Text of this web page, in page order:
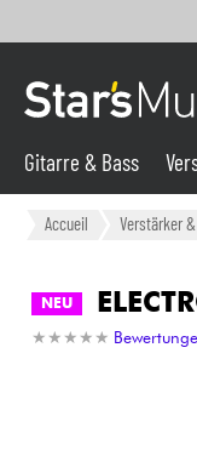
Gitarre &
Synths &
Gitarre & Bass
Accueil Verstärker
NEU
★ ★ ★ ★ ★
★ ★ ★ ★ ★